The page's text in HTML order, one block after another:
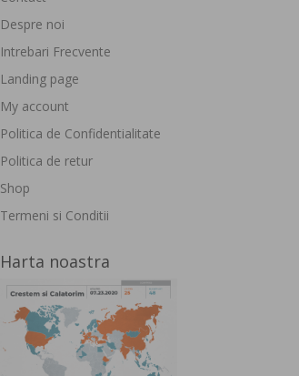
Despre noi
Intrebari Frecvente
Landing page
My account
Politica de Confidentialitate
Politica de retur
Shop
Termeni si Conditii
Harta noastra